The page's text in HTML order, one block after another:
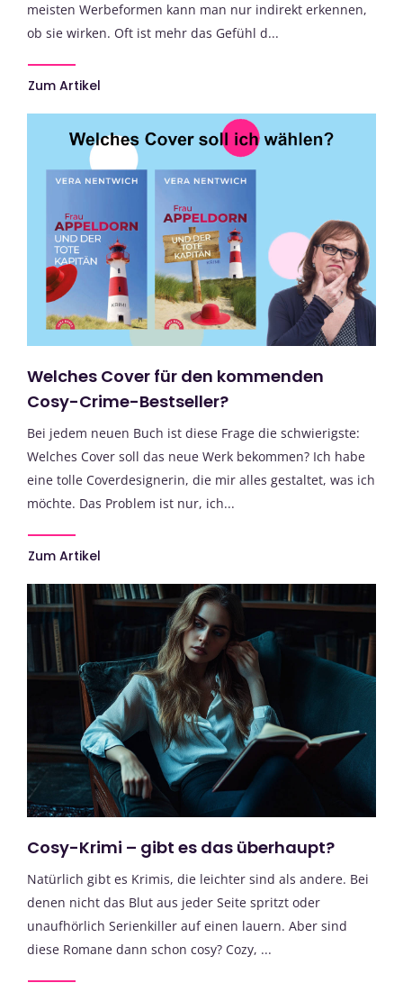
meisten Werbeformen kann man nur indirekt erkennen,
ob sie wirken. Oft ist mehr das Gefühl d...
Zum Artikel
Welches Cover für den kommenden
Cosy-Crime-Bestseller?
Bei jedem neuen Buch ist diese Frage die schwierigste:
Welches Cover soll das neue Werk bekommen? Ich habe
eine tolle Coverdesignerin, die mir alles gestaltet, was ich
möchte. Das Problem ist nur, ich...
Zum Artikel
Cosy-Krimi – gibt es das überhaupt?
Natürlich gibt es Krimis, die leichter sind als andere. Bei
denen nicht das Blut aus jeder Seite spritzt oder
unaufhörlich Serienkiller auf einen lauern. Aber sind
diese Romane dann schon cosy? Cozy, ...